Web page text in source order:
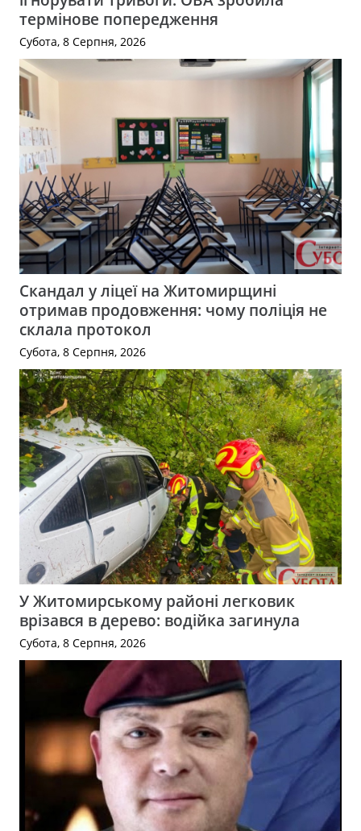
термінове попередження
Субота, 8 Серпня, 2026
Скандал у ліцеї на Житомирщині
отримав продовження: чому поліція не
склала протокол
Субота, 8 Серпня, 2026
У Житомирському районі легковик
врізався в дерево: водійка загинула
Субота, 8 Серпня, 2026